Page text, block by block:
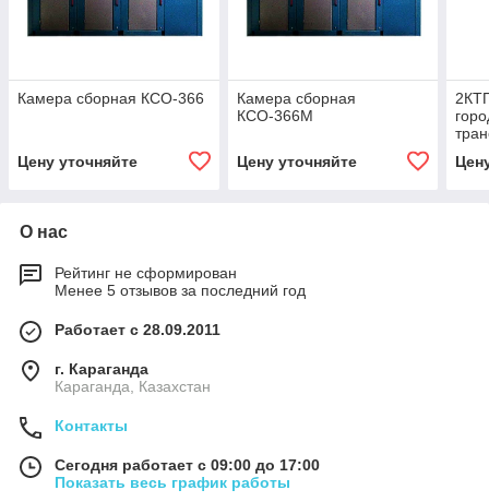
Камера сборная КСО-366
Цену уточняйте
Камера сборная
КСО-366М
Цену уточняйте
О нас
Рейтинг не сформирован
Менее 5 отзывов за последний год
Работает с 28.09.2011
г. Караганда
Караганда, Казахстан
Контакты
Сегодня работает с 09:00 до 17:00
Показать весь график работы